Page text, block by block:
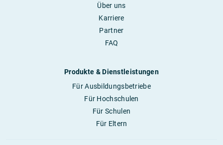
Über uns
Karriere
Partner
FAQ
Produkte & Dienstleistungen
Für Ausbildungsbetriebe
Für Hochschulen
Für Schulen
Für Eltern